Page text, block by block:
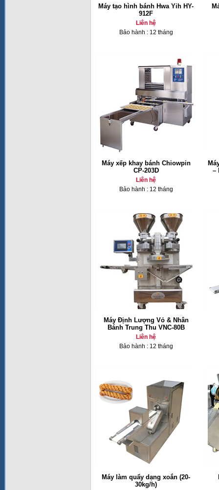
Máy tạo hình bánh Hwa Yih HY-
912F
Liên hệ
Bảo hành : 12 tháng
Máy xếp khay bánh Chiowpin
CP-203D
Liên hệ
Bảo hành : 12 tháng
–
Máy Định Lượng Vỏ & Nhân
Bánh Trung Thu VNC-80B
Liên hệ
Bảo hành : 12 tháng
Máy làm quẩy dạng xoắn (20-
30kg/h)